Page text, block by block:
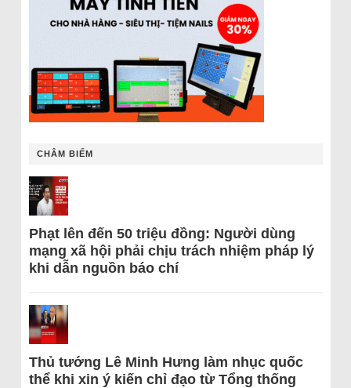
CHÂM BIẾM
Phạt lên đến 50 triệu đồng: Người dùng
mạng xã hội phải chịu trách nhiệm pháp lý
khi dẫn nguồn báo chí
Thủ tướng Lê Minh Hưng làm nhục quốc
thể khi xin ý kiến chỉ đạo từ Tổng thống